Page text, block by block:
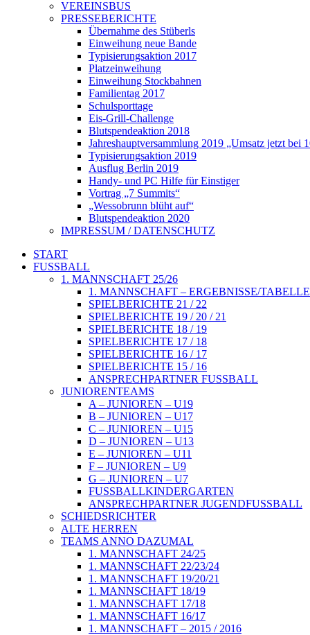
VEREINSBUS
PRESSEBERICHTE
Übernahme des Stüberls
Einweihung neue Bande
Typisierungsaktion 2017
Platzeinweihung
Einweihung Stockbahnen
Familientag 2017
Schulsporttage
Eis-Grill-Challenge
Blutspendeaktion 2018
Jahreshauptversammlung 2019 „Umsatz jetzt bei
Typisierungsaktion 2019
Ausflug Berlin 2019
Handy- und PC Hilfe für Einstiger
Vortrag „7 Summits“
„Wessobrunn blüht auf“
Blutspendeaktion 2020
IMPRESSUM / DATENSCHUTZ
START
FUSSBALL
1. MANNSCHAFT 25/26
1. MANNSCHAFT – ERGEBNISSE/TABELLE
SPIELBERICHTE 21 / 22
SPIELBERICHTE 19 / 20 / 21
SPIELBERICHTE 18 / 19
SPIELBERICHTE 17 / 18
SPIELBERICHTE 16 / 17
SPIELBERICHTE 15 / 16
ANSPRECHPARTNER FUSSBALL
JUNIORENTEAMS
A – JUNIOREN – U19
B – JUNIOREN – U17
C – JUNIOREN – U15
D – JUNIOREN – U13
E – JUNIOREN – U11
F – JUNIOREN – U9
G – JUNIOREN – U7
FUSSBALLKINDERGARTEN
ANSPRECHPARTNER JUGENDFUSSBALL
SCHIEDSRICHTER
ALTE HERREN
TEAMS ANNO DAZUMAL
1. MANNSCHAFT 24/25
1. MANNSCHAFT 22/23/24
1. MANNSCHAFT 19/20/21
1. MANNSCHAFT 18/19
1. MANNSCHAFT 17/18
1. MANNSCHAFT 16/17
1. MANNSCHAFT – 2015 / 2016